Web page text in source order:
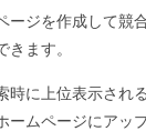
ジを作成して競
ます。
時に上位表示され
ムページにアッ